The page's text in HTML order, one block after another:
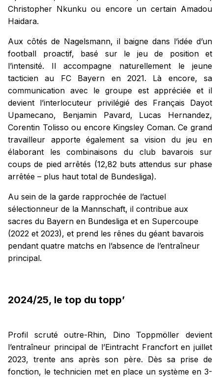
Christopher Nkunku ou encore un certain Amadou
Haidara.
Aux côtés de Nagelsmann, il baigne dans l’idée d’un
football proactif, basé sur le jeu de position et
l’intensité. Il accompagne naturellement le jeune
tacticien au FC Bayern en 2021. Là encore, sa
communication avec le groupe est appréciée et il
devient l’interlocuteur privilégié des Français Dayot
Upamecano, Benjamin Pavard, Lucas Hernandez,
Corentin Tolisso ou encore Kingsley Coman. Ce grand
travailleur apporte également sa vision du jeu en
élaborant les combinaisons du club bavarois sur
coups de pied arrêtés (12,82 buts attendus sur phase
arrêtée – plus haut total de Bundesliga).
Au sein de la garde rapprochée de l’actuel
sélectionneur de la Mannschaft, il contribue aux
sacres du Bayern en Bundesliga et en Supercoupe
(2022 et 2023), et prend les rênes du géant bavarois
pendant quatre matchs en l’absence de l’entraîneur
principal.
2024/25, le top du topp’
Profil scruté outre-Rhin, Dino Toppmöller devient
l’entraîneur principal de l’Eintracht Francfort en juillet
2023, trente ans après son père. Dès sa prise de
fonction, le technicien met en place un système en 3-